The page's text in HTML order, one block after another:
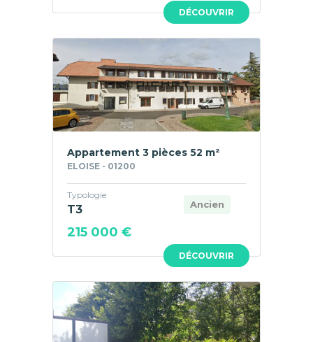
DÉCOUVRIR
DÉCOUVRIR
Appartement 3 pièces 52 m²
ELOISE - 01200
Ancien
Typologie
T3
215 000 €